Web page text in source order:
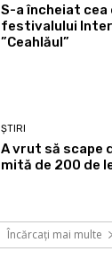
S-a încheiat cea
festivalului
”Ceahlăul”
ȘTIRI
A vrut să scape
mită de 200 de
Încărcați mai multe